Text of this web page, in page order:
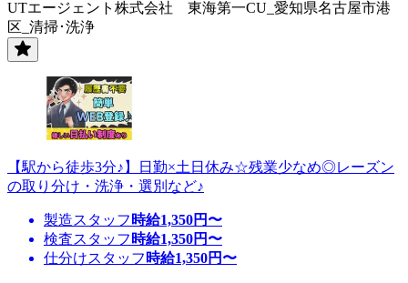
UTエージェント株式会社 東海第一CU_愛知県名古屋市港
区_清掃･洗浄
【駅から徒歩3分♪】日勤×土日休み☆残業少なめ◎レーズン
の取り分け・洗浄・選別など♪
製造スタッフ 時給1,350円〜
検査スタッフ 時給1,350円〜
仕分けスタッフ 時給1,350円〜